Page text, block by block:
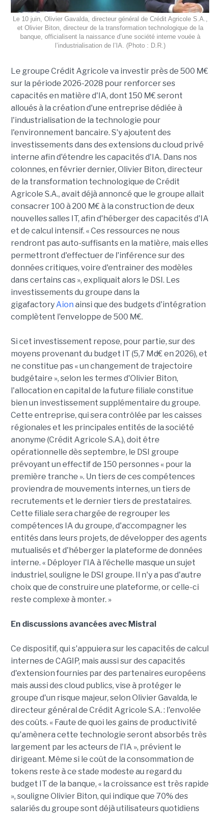
Le 10 juin, Olivier Gavalda, directeur général de Crédit Agricole S.A.,
et Olivier Biton, directeur de la transformation technologique de la
banque, officialisent la naissance d’une société interne vouée à
l’industrialisation de l’IA. (Photo : D.R.)
Le groupe Crédit Agricole va investir près de 500 M€
sur la période 2026-2028 pour renforcer ses
capacités en matière d'IA, dont 150 M€ seront
alloués à la création d'une entreprise dédiée à
l'industrialisation de la technologie pour
l'environnement bancaire. S'y ajoutent des
investissements dans des extensions du cloud privé
interne afin d'étendre les capacités d'IA. Dans nos
colonnes, en février dernier, Olivier Biton, directeur
de la transformation technologique de Crédit
Agricole S.A., avait déjà annoncé que le groupe allait
consacrer 100 à 200 M€ à la construction de deux
nouvelles salles IT, afin d'héberger des capacités d'IA
et de calcul intensif. « Ces ressources ne nous
rendront pas auto-suffisants en la matière, mais elles
permettront d'effectuer de l'inférence sur des
données critiques, voire d'entrainer des modèles
dans certains cas », expliquait alors le DSI. Les
investissements du groupe dans la
gigafactoryAion ainsi que des budgets d'intégration
complètent l'enveloppe de 500 M€.
Si cet investissement repose, pour partie, sur des
moyens provenant du budget IT (5,7 Md€ en 2026), et
ne constitue pas « un changement de trajectoire
budgétaire », selon les termes d'Olivier Biton,
l'allocation en capital de la future filiale constitue
bien un investissement supplémentaire du groupe.
Cette entreprise, qui sera contrôlée par les caisses
régionales et les principales entités de la société
anonyme (Crédit Agricole S.A.), doit être
opérationnelle dès septembre, le DSI groupe
prévoyant un effectif de 150 personnes « pour la
première tranche ». Un tiers de ces compétences
proviendra de mouvements internes, un tiers de
recrutements et le dernier tiers de prestataires.
Cette filiale sera chargée de regrouper les
compétences IA du groupe, d'accompagner les
entités dans leurs projets, de développer des agents
mutualisés et d'héberger la plateforme de données
interne. « Déployer l'IA à l'échelle masque un sujet
industriel, souligne le DSI groupe. Il n'y a pas d'autre
choix que de construire une plateforme, or celle-ci
reste complexe à monter. »
En discussions avancées avec Mistral
Ce dispositif, qui s'appuiera sur les capacités de calcul
internes de CAGIP, mais aussi sur des capacités
d'extension fournies par des partenaires européens
mais aussi des cloud publics, vise à protéger le
groupe d'un risque majeur, selon Olivier Gavalda, le
directeur général de Crédit Agricole S.A. : l'envolée
des coûts. « Faute de quoi les gains de productivité
qu'amènera cette technologie seront absorbés très
largement par les acteurs de l'IA », prévient le
dirigeant. Même si le coût de la consommation de
tokens reste à ce stade modeste au regard du
budget IT de la banque, « la croissance est très rapide
», souligne Olivier Biton, qui indique que 70% des
salariés du groupe sont déjà utilisateurs quotidiens